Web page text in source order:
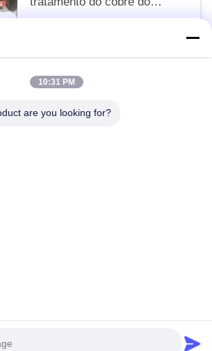
separador do minério
10:31 PM
are you looking for?